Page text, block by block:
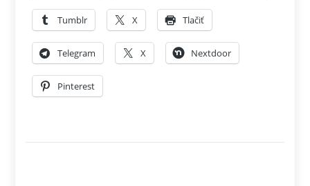
Tumblr X Tlačiť
Telegram X Nextdoor
Pinterest